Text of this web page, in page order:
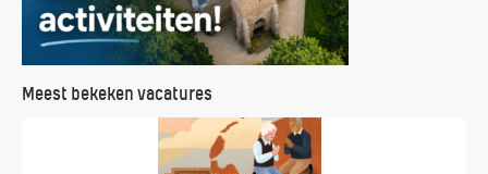
Meest bekeken vacatures